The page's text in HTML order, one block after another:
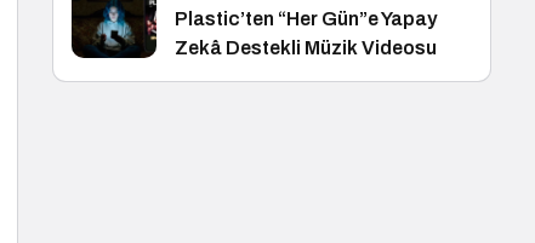
Plastic’ten “Her Gün”e Yapay
Zekâ Destekli Müzik Videosu